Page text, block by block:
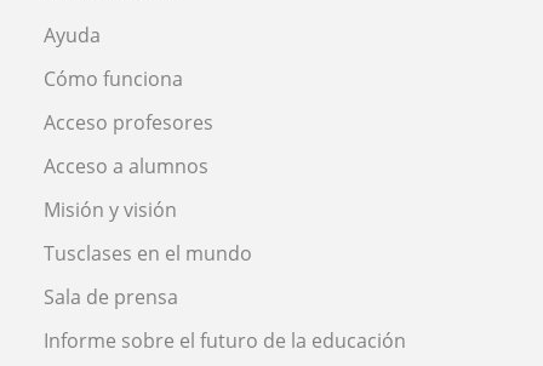
Ayuda
Cómo funciona
Acceso profesores
Acceso a alumnos
Misión y visión
Tusclases en el mundo
Sala de prensa
Informe sobre el futuro de la educación